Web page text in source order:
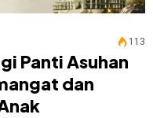
113
Panti Asuhan
dan